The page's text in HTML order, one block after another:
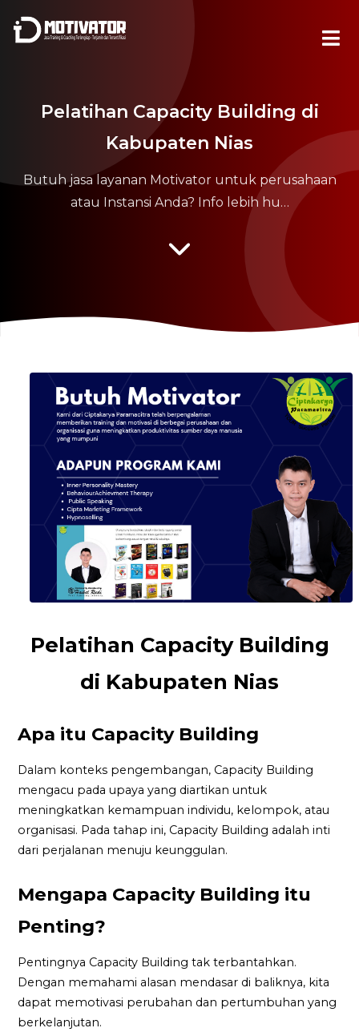
Pelatihan Capacity Building di
Kabupaten Nias
Butuh jasa layanan Motivator untuk perusahaan
atau Instansi Anda? Info lebih hu…
Pelatihan Capacity Building
di Kabupaten Nias
Apa itu Capacity Building
Dalam konteks pengembangan, Capacity Building
mengacu pada upaya yang diartikan untuk
meningkatkan kemampuan individu, kelompok, atau
organisasi. Pada tahap ini, Capacity Building adalah inti
dari perjalanan menuju keunggulan.
Mengapa Capacity Building itu
Penting?
Pentingnya Capacity Building tak terbantahkan.
Dengan memahami alasan mendasar di baliknya, kita
dapat memotivasi perubahan dan pertumbuhan yang
berkelanjutan.